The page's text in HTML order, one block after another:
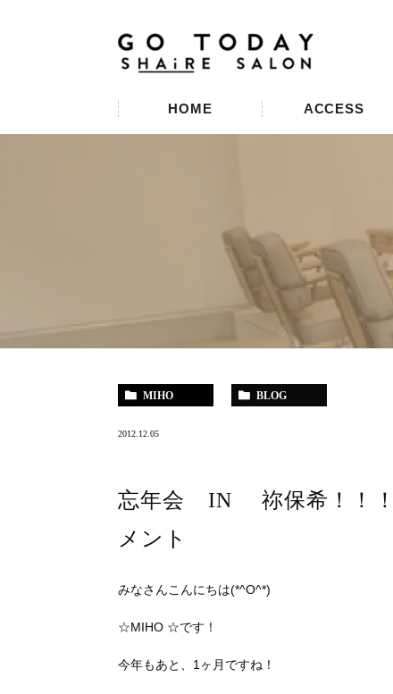
HOME ACCESS
MIHO BLOG
2012.12.05
忘年会 IN 祢保希！！
メント
みなさんこんにちは(*^O^*)
☆MIHO ☆です！
今年もあと、1ヶ月ですね！